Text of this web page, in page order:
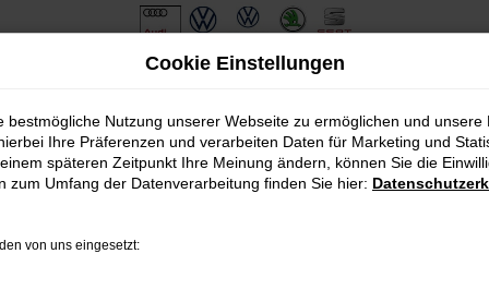
Cookie Einstellungen
bestmögliche Nutzung unserer Webseite zu ermöglichen und unsere
Ihre Präferenzen und verarbeiten Daten für Marketing und
späteren Zeitpunkt Ihre Meinung ändern, können Sie die
zum Umfang der Datenverarbeitung finden Sie hier:
von uns eingesetzt: